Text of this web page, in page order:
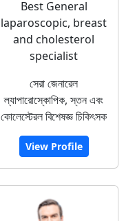
Best General
laparoscopic, breast
and cholesterol
specialist
সেরা জেনারেল
ল্যাপারোস্কোপিক, স্তন এবং
কোলেস্টেরল বিশেষজ্ঞ চিকিৎসক
View Profile